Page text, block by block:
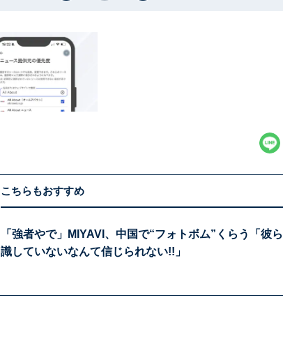
こちらもおすすめ
「強者やで」MIYAVI、中国で“フォトボム”くらう「彼
識していないなんて信じられない!!」